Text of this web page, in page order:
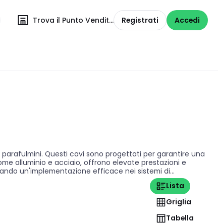
Trova il Punto Vendita Registrati Accedi
Questi cavi sono progettati per garantire una
alluminio e acciaio, offrono elevate prestazioni e
un'implementazione efficace nei sistemi di
Lista
Griglia
Tabella